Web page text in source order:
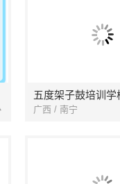
五度架子鼓培训学
广西 / 南宁